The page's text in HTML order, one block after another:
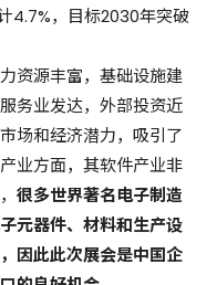
4.7%，目标2030年突破
资源丰富，基础设施建
务业发达，外部投资近
场和经济潜力，吸引了
业方面，其软件产业非
很多世界著名电子制造
元器件、材料和生产设
因此此次展会是中国企